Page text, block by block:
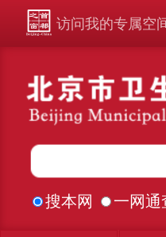
访问我的专属空
搜本网 一网通